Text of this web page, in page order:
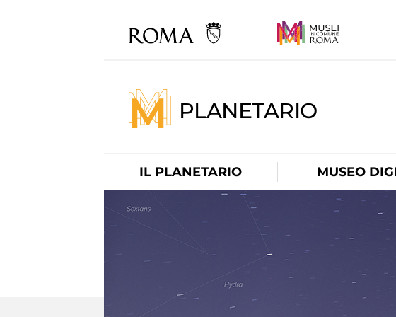
PLANETARIO
IL PLANETARIO MUSEO